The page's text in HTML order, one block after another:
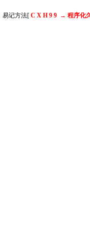
易记方法[ CXH99 → 程序化